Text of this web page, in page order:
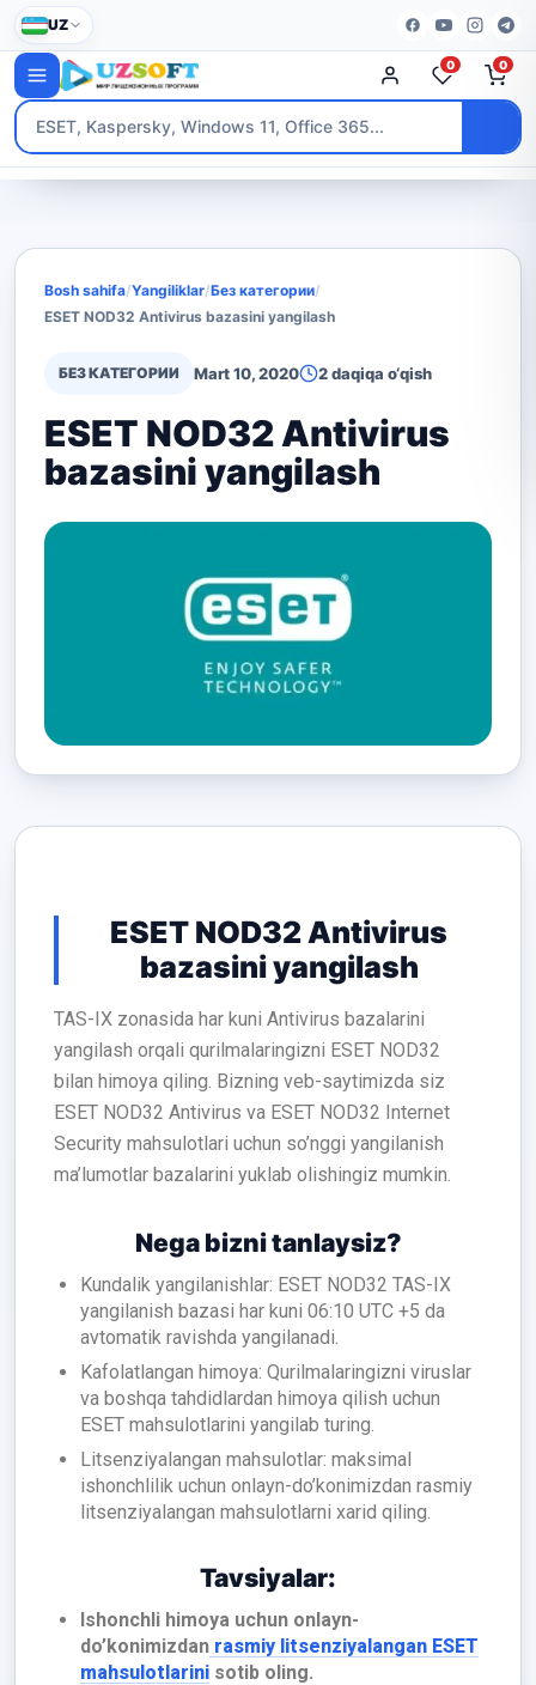
UZ
0 0
Bosh sahifa/Yangiliklar/Без категории/
ESET NOD32 Antivirus bazasini yangilash
БЕЗ КАТЕГОРИИ Mart 10, 2020 2 daqiqa o‘qish
ESET NOD32 Antivirus
bazasini yangilash
ESET NOD32 Antivirus
bazasini yangilash
TAS-IX zonasida har kuni Antivirus bazalarini
yangilash orqali qurilmalaringizni ESET NOD32
bilan himoya qiling. Bizning veb-saytimizda siz
ESET NOD32 Antivirus va ESET NOD32 Internet
Security mahsulotlari uchun so’nggi yangilanish
ma’lumotlar bazalarini yuklab olishingiz mumkin.
Nega bizni tanlaysiz?
Kundalik yangilanishlar: ESET NOD32 TAS-IX
yangilanish bazasi har kuni 06:10 UTC +5 da
avtomatik ravishda yangilanadi.
Kafolatlangan himoya: Qurilmalaringizni viruslar
va boshqa tahdidlardan himoya qilish uchun
ESET mahsulotlarini yangilab turing.
Litsenziyalangan mahsulotlar: maksimal
ishonchlilik uchun onlayn-do’konimizdan rasmiy
litsenziyalangan mahsulotlarni xarid qiling.
Tavsiyalar:
Ishonchli himoya uchun onlayn-
do’konimizdanrasmiy litsenziyalangan ESET
mahsulotlarinisotib oling.